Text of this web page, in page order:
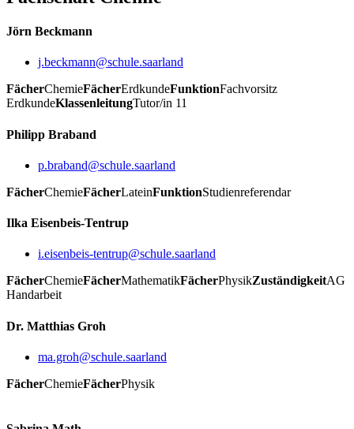
Jörn Beckmann
j.beckmann@schule.saarland
FächerChemieFächerErdkundeFunktionFachvorsitz
ErdkundeKlassenleitungTutor/in 11
Philipp Braband
p.braband@schule.saarland
FächerChemieFächerLateinFunktionStudienreferendar
Ilka Eisenbeis-Tentrup
i.eisenbeis-tentrup@schule.saarland
FächerChemieFächerMathematikFächerPhysikZuständigkeitAG
Handarbeit
Dr. Matthias Groh
ma.groh@schule.saarland
FächerChemieFächerPhysik